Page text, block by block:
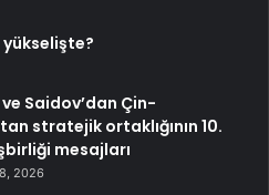
yükselişte?
Saidov’dan Çin-
stratejik ortaklığının 10.
mesajları
2026